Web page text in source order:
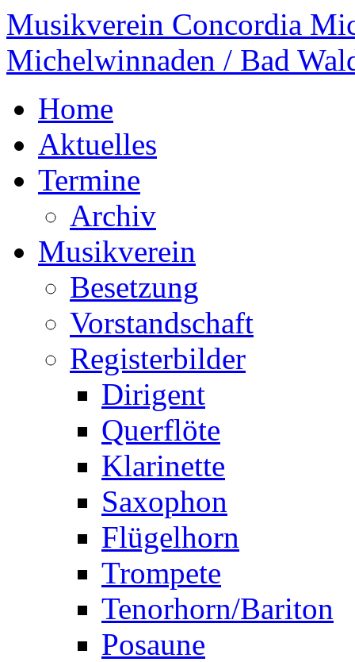
Musikverein Concordia
Michelwinnaden / Bad
Home
Aktuelles
Termine
Archiv
Musikverein
Besetzung
Vorstandschaft
Registerbilder
Dirigent
Querflöte
Klarinette
Saxophon
Flügelhorn
Trompete
Tenorhorn/Bariton
Posaune